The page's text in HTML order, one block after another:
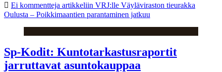
Ei kommentteja artikkeliin VRJ:lle Väyläviraston tieurakka
Oulusta – Poikkimaantien parantaminen jatkuu
Sp-Kodit: Kuntotarkastusraportit
jarruttavat asuntokauppaa